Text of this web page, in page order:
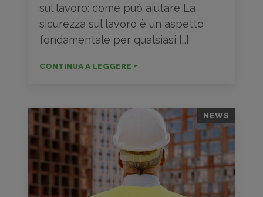
sul lavoro: come può aiutare La
sicurezza sul lavoro è un aspetto
fondamentale per qualsiasi […]
CONTINUA A LEGGERE +
NEWS